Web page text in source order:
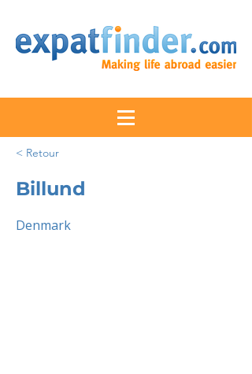
< Retour
Billund
Denmark